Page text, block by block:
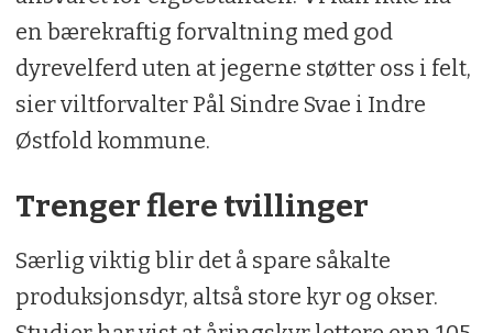
en bærekraftig forvaltning med god
dyrevelferd uten at jegerne støtter oss i felt,
sier viltforvalter Pål Sindre Svae i Indre
Østfold kommune.
Trenger flere tvillinger
Særlig viktig blir det å spare såkalte
produksjonsdyr, altså store kyr og okser.